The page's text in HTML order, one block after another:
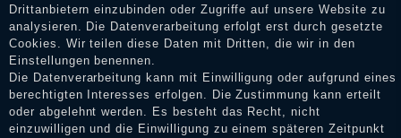
Impressum
Daten­schutz­erklärung
Drittanbietern einzubinden oder Zugriffe auf unsere Website zu
analysieren. Die Datenverarbeitung erfolgt erst durch gesetzte
Cookies. Wir teilen diese Daten mit Dritten, die wir in den
Einstellungen benennen.
Die Datenverarbeitung kann mit Einwilligung oder aufgrund eines
berechtigten Interesses erfolgen. Die Zustimmung kann erteilt
oder abgelehnt werden. Es besteht das Recht, nicht
einzuwilligen und die Einwilligung zu einem späteren Zeitpunkt